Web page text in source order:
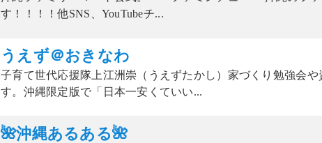
す！！！！他SNS、YouTubeチ...
うえず＠おきなわ
子育て世代応援隊上江洲崇（うえずたかし）家づくり勉強会
す。沖縄限定版で「日本一安くていい...
🌺沖縄あるある🌺